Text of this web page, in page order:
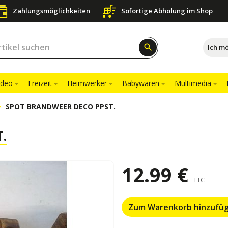
Zahlungsmöglichkeiten Sofortige Abholung im Shop
search Ich
Freizeit Heimwerker Babywaren Multimedia
SPOT BRANDWEER DECO PPST.
12.99 € TTC
Zum Warenkorb